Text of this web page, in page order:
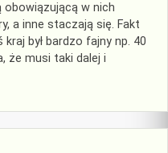
obowiązującą w nich
a inne staczają się. Fakt
był bardzo fajny np. 40
że musi taki dalej i